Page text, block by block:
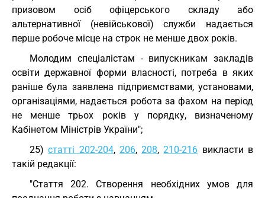
призовом осіб офіцерського складу або
альтернативної (невійськової) служби надається
перше робоче місце на строк не менше двох років.
Молодим спеціалістам - випускникам закладів
освіти державної форми власності, потреба в яких
раніше була заявлена підприємствами, установами,
організаціями, надається робота за фахом на період
не менше трьох років у порядку, визначеному
Кабінетом Міністрів України";
25)статті 202-204, 206,208,210-216 викласти в
такій редакції:
"Стаття 202. Створення необхідних умов для